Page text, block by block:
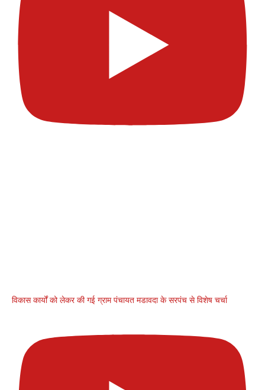
विकास कार्यों को लेकर की गई ग्राम पंचायत मडावदा के सरपंच से विशेष चर्चा